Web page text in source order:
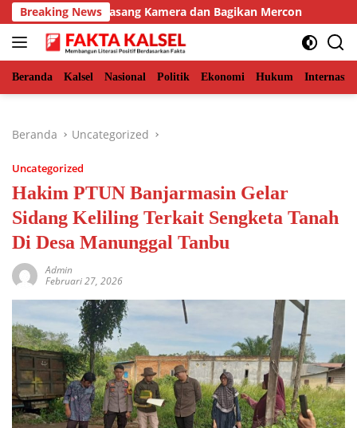
Langsung
ke
konten
Breaking News
Pasang Kamera dan Bagikan Mercon Solid
Beranda Kalsel Nasional Politik Ekonomi Hukum
Beranda Uncategorized
Uncategorized
Hakim PTUN Banjarmasin Gelar
Sidang Keliling Terkait Sengketa Tanah
Di Desa Manunggal Tanbu
Admin
Februari 27, 2026